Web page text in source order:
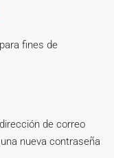
fines de
de correo
nueva contraseña